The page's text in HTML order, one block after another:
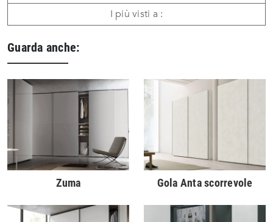
I più visti a :
Guarda anche:
Zuma Gola Anta scorrevole